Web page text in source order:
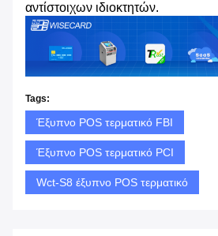
αντίστοιχων ιδιοκτητών.
Tags:
Έξυπνο POS τερματικό FBI
Έξυπνο POS τερματικό PCI
Wct-S8 έξυπνο POS τερματικό